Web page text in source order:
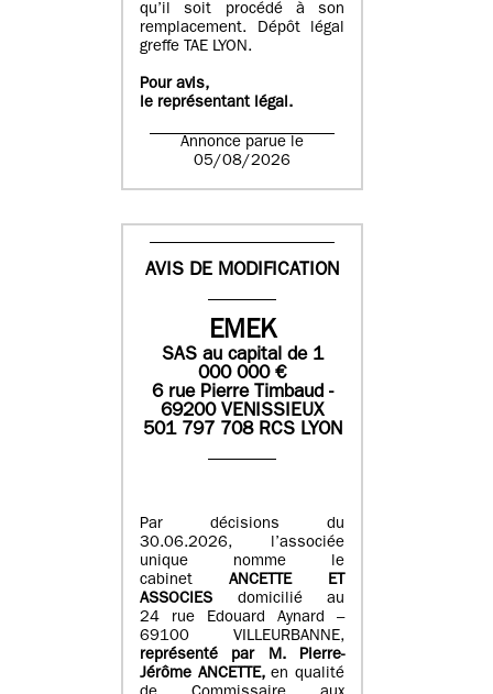
qu’il soit procédé à son
remplacement. Dépôt légal
greffe TAE LYON.
Pour avis,
le représentant légal.
Annonce parue le
05/08/2026
AVIS DE MODIFICATION
EMEK
SASau capital de 1
000 000€
6 rue Pierre Timbaud -
69200 VENISSIEUX
501 797 708 RCS LYON
Par décisions du
30.06.2026, l’associée
unique nomme le
cabinet ANCETTE ET
ASSOCIES
domicilié au
24 rue Edouard Aynard –
69100 VILLEURBANNE,
représenté par M.Pierre-
Jérôme ANCETTE, en qualité